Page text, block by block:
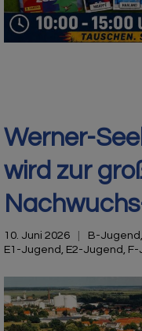
Werner-
wird zur
10. Juni 2026 B-Jugend
E1-Jugend E2-Jugend F-